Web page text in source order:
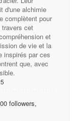
d'une alchimie
complètent pour
travers cet
et
de vie et la
inspirés par ces
que, avec
followers,